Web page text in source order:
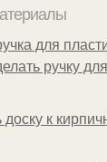
для
ручку
доску к